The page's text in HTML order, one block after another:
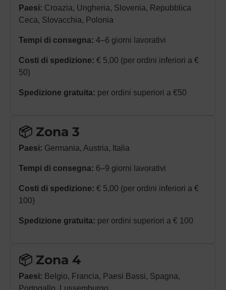
Paesi: Croazia, Ungheria, Slovenia, Repubblica
Ceca, Slovacchia, Polonia
Tempi di consegna: 4–6 giorni lavorativi
Costi di spedizione: € 5,00 (per ordini inferiori a €
50)
Spedizione gratuita: per ordini superiori a €50
📦 Zona 3
Paesi: Germania, Austria, Italia
Tempi di consegna: 6–9 giorni lavorativi
Costi di spedizione: € 5,00 (per ordini inferiori a €
100)
Spedizione gratuita: per ordini superiori a € 100
📦 Zona 4
Paesi: Belgio, Francia, Paesi Bassi, Spagna,